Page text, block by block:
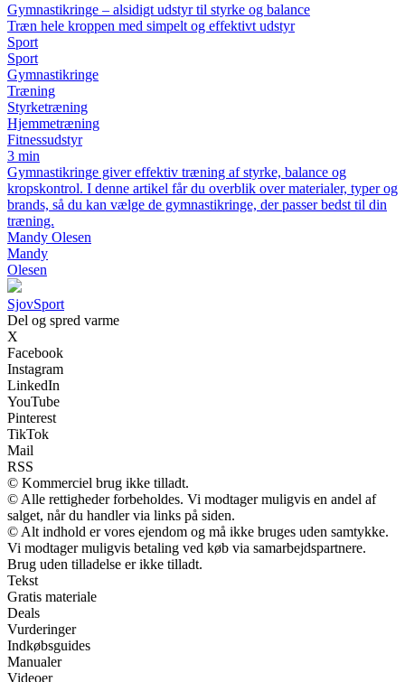
Gymnastikringe – alsidigt udstyr til styrke og balance
Træn hele kroppen med simpelt og effektivt udstyr
Sport
Sport
Gymnastikringe
Træning
Styrketræning
Hjemmetræning
Fitnessudstyr
3 min
Gymnastikringe giver effektiv træning af styrke, balance og
kropskontrol. I denne artikel får du overblik over materialer, typer og
brands, så du kan vælge de gymnastikringe, der passer bedst til din
træning.
Mandy Olesen
Mandy
Olesen
SjovSport
Del og spred varme
X
Facebook
Instagram
LinkedIn
YouTube
Pinterest
TikTok
Mail
RSS
© Kommerciel brug ikke tilladt.
© Alle rettigheder forbeholdes. Vi modtager muligvis en andel af
salget, når du handler via links på siden.
© Alt indhold er vores ejendom og må ikke bruges uden samtykke.
Vi modtager muligvis betaling ved køb via samarbejdspartnere.
Brug uden tilladelse er ikke tilladt.
Tekst
Gratis materiale
Deals
Vurderinger
Indkøbsguides
Manualer
Videoer